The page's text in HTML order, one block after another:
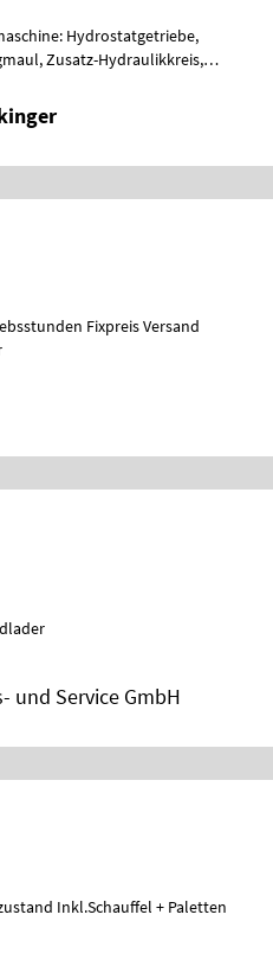
Hydrostatgetriebe,
Zusatz-Hydraulikkreis,
Fixpreis Versand
und Service GmbH
Inkl.Schauffel + Paletten